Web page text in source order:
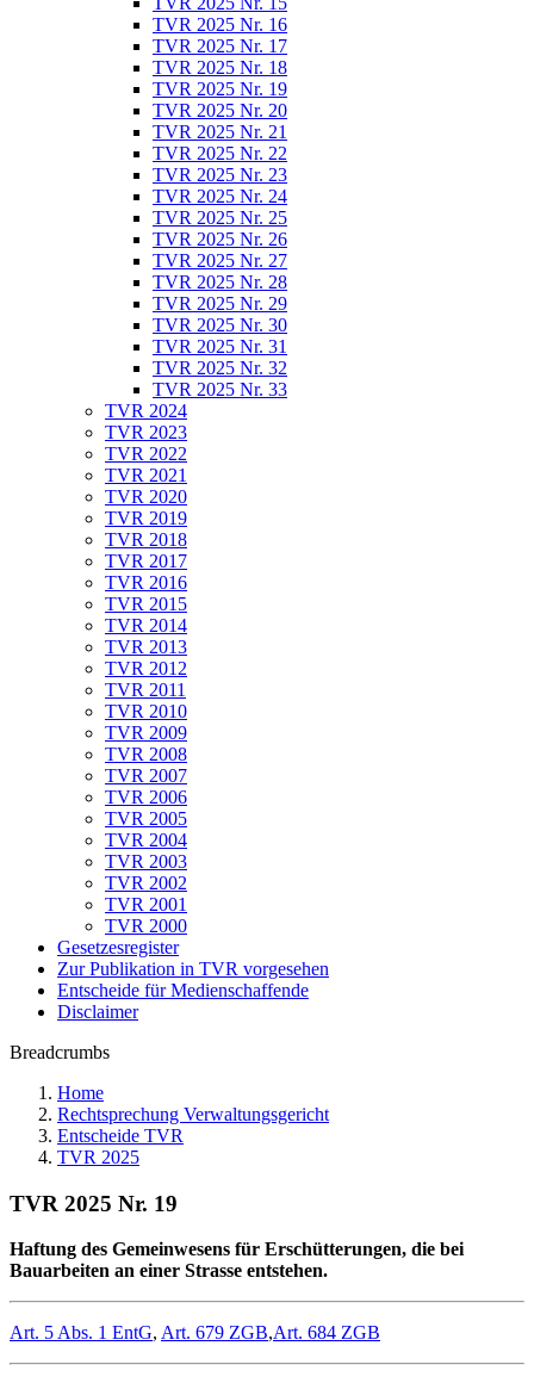
TVR 2025 Nr. 16
TVR 2025 Nr. 17
TVR 2025 Nr. 18
TVR 2025 Nr. 19
TVR 2025 Nr. 20
TVR 2025 Nr. 21
TVR 2025 Nr. 22
TVR 2025 Nr. 23
TVR 2025 Nr. 24
TVR 2025 Nr. 25
TVR 2025 Nr. 26
TVR 2025 Nr. 27
TVR 2025 Nr. 28
TVR 2025 Nr. 29
TVR 2025 Nr. 30
TVR 2025 Nr. 31
TVR 2025 Nr. 32
TVR 2025 Nr. 33
TVR 2024
TVR 2023
TVR 2022
TVR 2021
TVR 2020
TVR 2019
TVR 2018
TVR 2017
TVR 2016
TVR 2015
TVR 2014
TVR 2013
TVR 2012
TVR 2011
TVR 2010
TVR 2009
TVR 2008
TVR 2007
TVR 2006
TVR 2005
TVR 2004
TVR 2003
TVR 2002
TVR 2001
TVR 2000
Gesetzesregister
Zur Publikation in TVR vorgesehen
Entscheide für Medienschaffende
Disclaimer
Breadcrumbs
Home
Rechtsprechung Verwaltungsgericht
Entscheide TVR
TVR 2025
TVR 2025 Nr. 19
Haftung des Gemeinwesens für Erschütterungen, die bei
Bauarbeiten an einer Strasse entstehen.
Art. 5 Abs. 1 EntG, Art. 679 ZGB,Art. 684 ZGB